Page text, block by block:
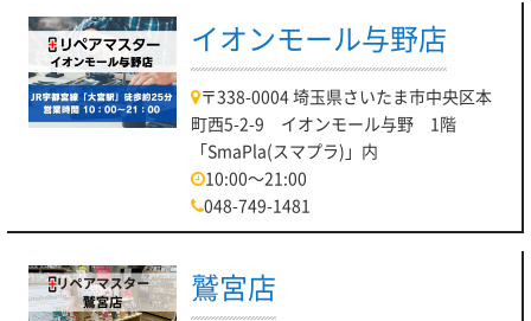
イオンモール与野店
〒338-0004 埼玉県さいたま市中央区本
町西5-2-9 イオンモール与野 1階
「SmaPla(スマプラ)」内
10:00～21:00
048-749-1481
鷲宮店